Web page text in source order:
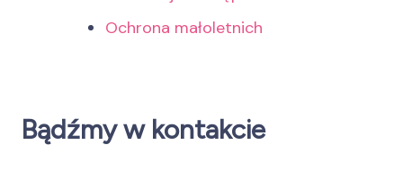
Ochrona małoletnich
Bądźmy w kontakcie